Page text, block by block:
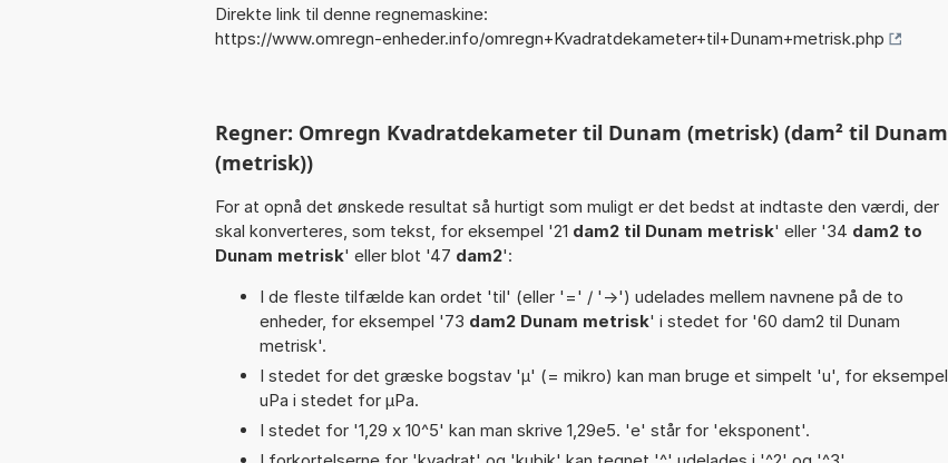
Direkte link til denne regnemaskine:
https://www.omregn-enheder.info/omregn+Kvadratdekameter+til+Dunam+metrisk.php
Regner: Omregn Kvadratdekameter til Dunam (metrisk) (dam² til Dunam
(metrisk))
For at opnå det ønskede resultat så hurtigt som muligt er det bedst at indtaste den værdi, der
skal konverteres, som tekst, for eksempel '21 dam2 til Dunam metrisk' eller '34 dam2 to
Dunam metrisk' eller blot '47 dam2':
I de fleste tilfælde kan ordet 'til' (eller '=' / '->') udelades mellem navnene på de to
enheder, for eksempel '73 dam2 Dunam metrisk' i stedet for '60 dam2 til Dunam
metrisk'.
I stedet for det græske bogstav 'µ' (= mikro) kan man bruge et simpelt 'u', for eksempel
uPa i stedet for µPa.
I stedet for '1,29 x 10^5' kan man skrive 1,29e5. 'e' står for 'eksponent'.